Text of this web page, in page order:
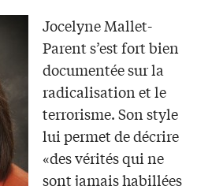
Jocelyne Mallet-
Parent s’est fort bien
documentée sur la
radicalisation et le
terrorisme. Son style
lui permet de décrire
«des vérités qui ne
sont jamais habillées